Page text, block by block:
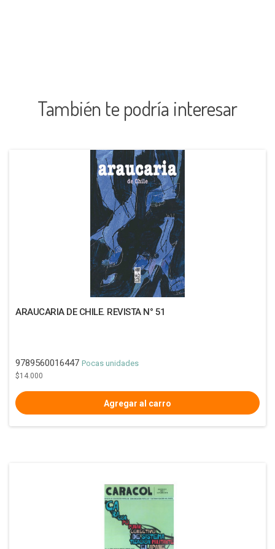
También te podría interesar
ARAUCARIA DE CHILE. REVISTA N° 51
9789560016447 Pocas unidades
$14.000